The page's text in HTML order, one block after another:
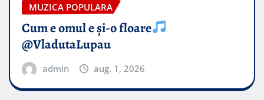
MUZICA POPULARA
Cum e omul e și-o floare
@VladutaLupau
admin aug. 1, 2026